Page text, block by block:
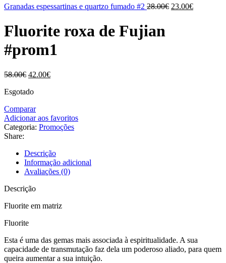
Granadas espessartinas e quartzo fumado #2 28.00€ O
23.00€O
Fluorite roxa de Fujian
#prom1
58.00€ O
original
58.00€.
42.00€O
Esgotado
Comparar
Adicionar aos favoritos
Categoria: Promoções
Share:
Descrição
Informação adicional
Avaliações (0)
Descrição
Fluorite em matriz
Fluorite
Esta é uma das gemas mais associada à espiritualidade. A sua
capacidade de transmutação faz dela um poderoso aliado, para quem
queira aumentar a sua intuição.